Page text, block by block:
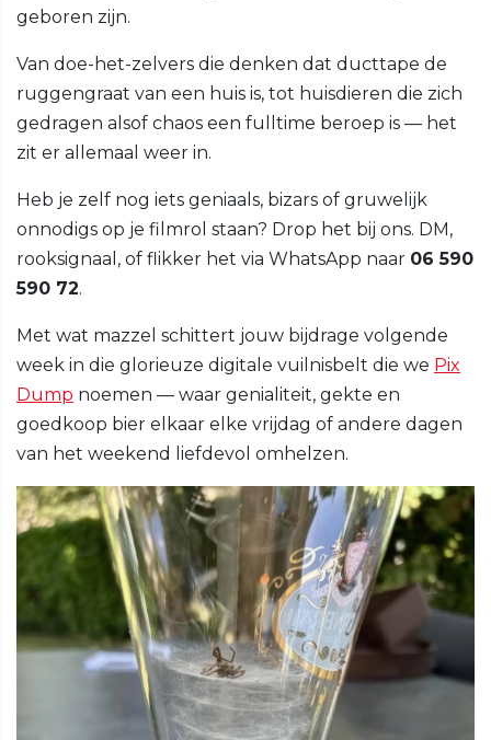
geboren zijn.
Van doe-het-zelvers die denken dat ducttape de
ruggengraat van een huis is, tot huisdieren die zich
gedragen alsof chaos een fulltime beroep is — het
zit er allemaal weer in.
Heb je zelf nog iets geniaals, bizars of gruwelijk
onnodigs op je filmrol staan? Drop het bij ons. DM,
rooksignaal, of flikker het via WhatsApp naar 06 590
590 72.
Met wat mazzel schittert jouw bijdrage volgende
week in die glorieuze digitale vuilnisbelt die we Pix
Dump noemen — waar genialiteit, gekte en
goedkoop bier elkaar elke vrijdag of andere dagen
van het weekend liefdevol omhelzen.